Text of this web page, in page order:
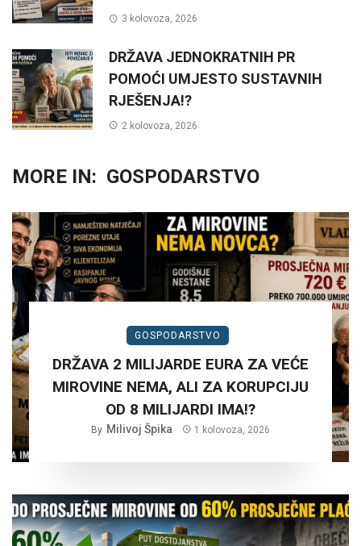
3 kolovoza, 2026
DRŽAVA JEDNOKRATNIH PR
POMOĆI UMJESTO SUSTAVNIH
RJEŠENJA!?
2 kolovoza, 2026
MORE IN: GOSPODARSTVO
GOSPODARSTVO
DRŽAVA 2 MILIJARDE EURA ZA VEĆE
MIROVINE NEMA, ALI ZA KORUPCIJU
OD 8 MILIJARDI IMA!?
By Milivoj Špika 1 kolovoza, 2026